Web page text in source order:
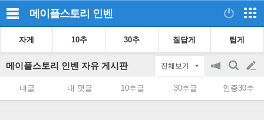
메이플스토리 인벤
자게 10추 30추 질답게 팁게
메이플스토리 인벤 자유 게시판 전체보기
공
on/off
검
색
글
쓰
내글 내 댓글 10추글 30추글 인증30추